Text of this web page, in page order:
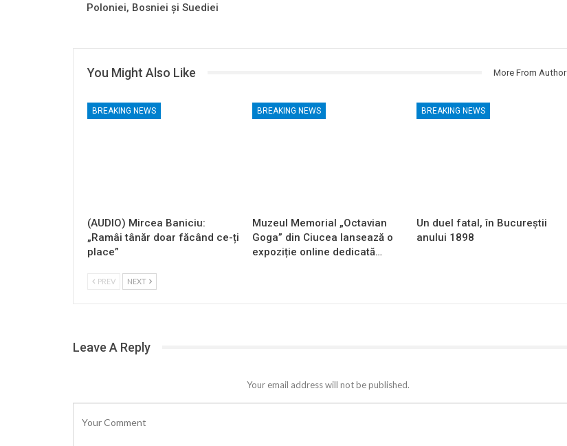
Poloniei, Bosniei și Suediei
You Might Also Like More From Author
BREAKING NEWS
(AUDIO) Mircea Baniciu:
„Ramâi tânăr doar făcând ce-ți
place”
BREAKING NEWS
Muzeul Memorial „Octavian
Goga” din Ciucea lansează o
expoziție online dedicată…
BREAKING NEWS
Un duel fatal, în Bucureştii
anului 1898
PREV NEXT
Leave A Reply
Your email address will not be published.